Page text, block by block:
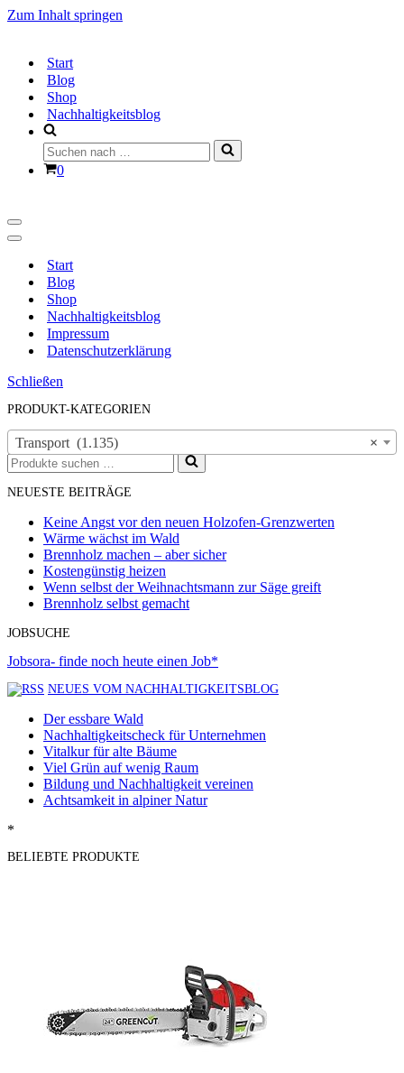
Zum Inhalt springen
Start
Blog
Shop
Nachhaltigkeitsblog
Suchen
nach …
Warenkorb
0
Navigationsmenü
Navigationsmenü
Start
Blog
Shop
Nachhaltigkeitsblog
Impressum
Datenschutzerklärung
Schließen
PRODUKT-KATEGORIEN
×
Transport (1.135)
Suchen
nach …
NEUESTE BEITRÄGE
Keine Angst vor den neuen Holzofen-Grenzwerten
Wärme wächst im Wald
Brennholz machen – aber sicher
Kostengünstig heizen
Wenn selbst der Weihnachtsmann zur Säge greift
Brennholz selbst gemacht
JOBSUCHE
Jobsora- finde noch heute einen Job*
NEUES VOM NACHHALTIGKEITSBLOG
Der essbare Wald
Nachhaltigkeitscheck für Unternehmen
Vitalkur für alte Bäume
Viel Grün auf wenig Raum
Bildung und Nachhaltigkeit vereinen
Achtsamkeit in alpiner Natur
*
BELIEBTE PRODUKTE